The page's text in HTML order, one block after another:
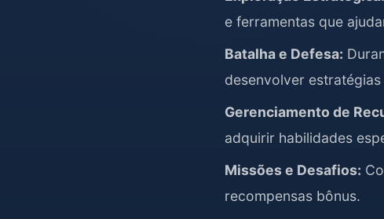
e ferramentas que
Batalha e Defesa:
desenvolver
Gerenciamento de
adquirir habilidades
Missões e Desafios:
recompensas bônus.